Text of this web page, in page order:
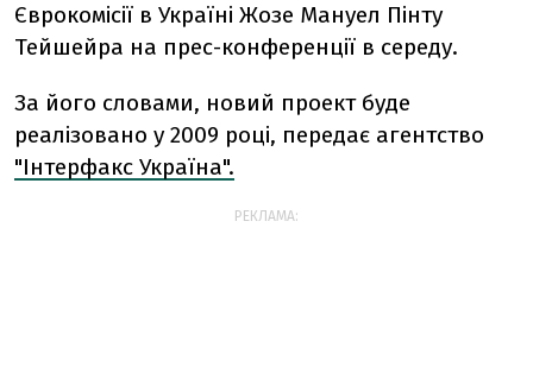
Єврокомісії в Україні Жозе Мануел Пінту
Тейшейра на прес-конференції в середу.
За його словами, новий проект буде
реалізовано у 2009 році, передає агентство
"Інтерфакс Україна".
РЕКЛАМА: